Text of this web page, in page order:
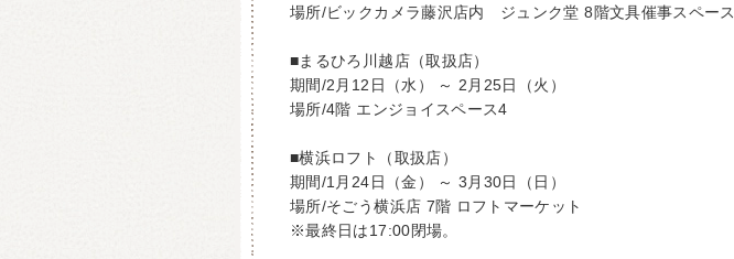
場所/ビックカメラ藤沢店内 ジュンク堂 8階文具催事スペース
■まるひろ川越店（取扱店）
期間/2月12日（水） ～ 2月25日（火）
場所/4階 エンジョイスペース4
■横浜ロフト（取扱店）
期間/1月24日（金） ～ 3月30日（日）
場所/そごう横浜店 7階 ロフトマーケット
※最終日は17:00閉場。